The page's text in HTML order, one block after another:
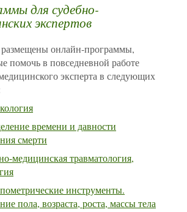
для судебно-
экспертов
размещены онлайн-программы,
помочь в повседневной работе
эксперта в следующих
времени и давности
смерти
медицинская травматология,
инструменты.
пола, возраста, роста, массы тела